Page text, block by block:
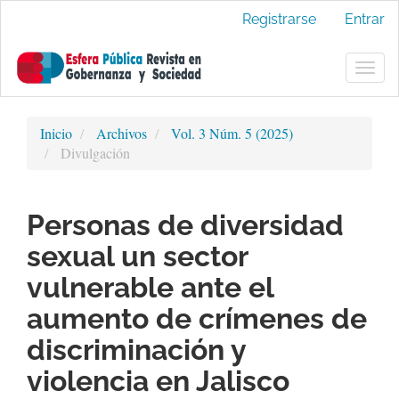
Contenido
principal
Barra
Registrarse Entrar
Inicio Archivos
Vol. 3 Núm. 5 (2025)
Divulgación
Personas de diversidad
sexual un sector
vulnerable ante el
aumento de crímenes de
discriminación y
violencia en Jalisco